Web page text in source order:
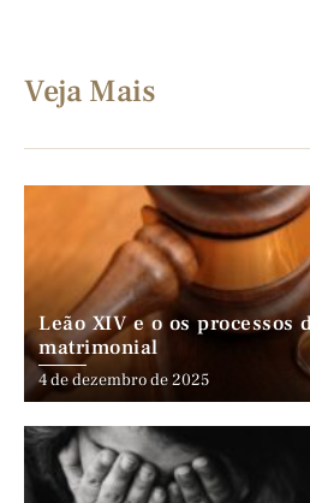
Veja Mais
Leão XIV e o os processos
matrimonial
4 de dezembro de 2025